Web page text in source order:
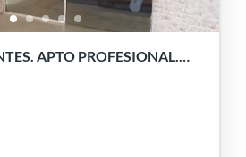
APTO PROFESIONAL.